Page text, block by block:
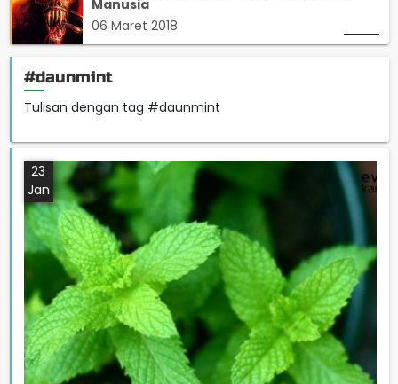
Manusia
06 Maret 2018
#daunmint
Tulisan dengan tag #daunmint
23
Jan